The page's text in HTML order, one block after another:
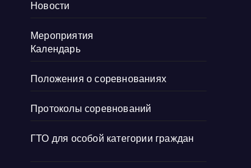
Новости
Мероприятия
Календарь
Положения о соревнованиях
Протоколы соревнований
ГТО для особой категории граждан